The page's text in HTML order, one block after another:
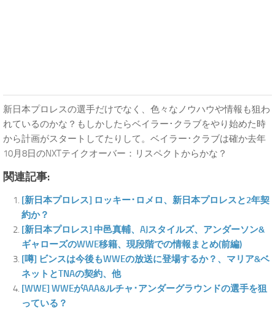
新日本プロレスの選手だけでなく、色々なノウハウや情報も狙わ
れているのかな？もしかしたらベイラー･クラブをやり始めた時
から計画がスタートしてたりして。ベイラー･クラブは確か去年
10月8日のNXTテイクオーバー：リスペクトからかな？
関連記事:
[新日本プロレス] ロッキー･ロメロ、新日本プロレスと2年契
約か？
[新日本プロレス] 中邑真輔、AJスタイルズ、アンダーソン&
ギャローズのWWE移籍、現段階での情報まとめ(前編)
[噂] ビンスは今後もWWEの放送に登場するか？、マリア&ベ
ネットとTNAの契約、他
[WWE] WWEがAAA&ルチャ･アンダーグラウンドの選手を狙
っている？